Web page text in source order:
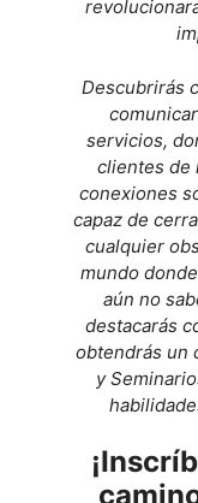
Descubrirás
servicios,
clientes de
conexiones
capaz de
cualquier
mundo
aún no
destacarás
obtendrás un
y